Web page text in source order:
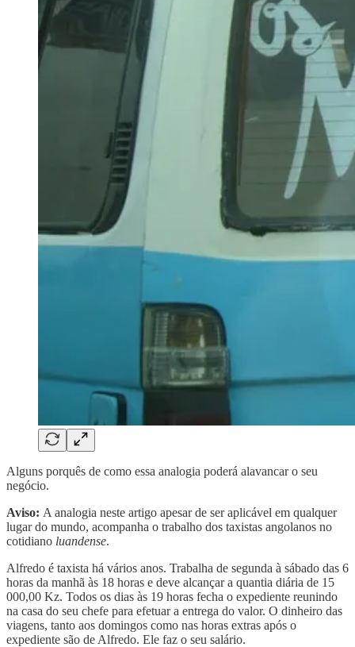
Alguns porquês de como essa analogia poderá alavancar o seu
negócio.
Aviso: A analogia neste artigo apesar de ser aplicável em qualquer
lugar do mundo, acompanha o trabalho dos taxistas angolanos no
cotidiano luandense.
Alfredo é taxista há vários anos. Trabalha de segunda à sábado das 6
horas da manhã às 18 horas e deve alcançar a quantia diária de 15
000,00 Kz. Todos os dias às 19 horas fecha o expediente reunindo
na casa do seu chefe para efetuar a entrega do valor. O dinheiro das
viagens, tanto aos domingos como nas horas extras após o
expediente são de Alfredo. Ele faz o seu salário.